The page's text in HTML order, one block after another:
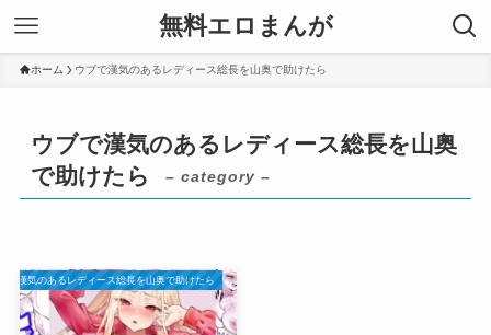
無料エロまんが
ホーム ウブで漢気のあるレディース総長を山奥で助けたら
ウブで漢気のあるレディース総長を山奥
で助けたら
– category –
で漢気のあるレディース総長を山奥で助けたら